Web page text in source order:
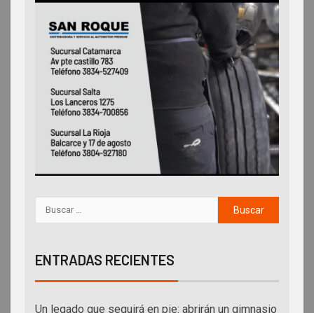
ENTRADAS RECIENTES
Un legado que seguirá en pie: abrirán un gimnasio